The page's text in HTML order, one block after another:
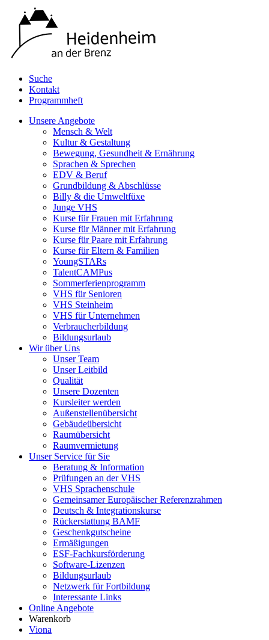
Suche
Kontakt
Programmheft
Unsere Angebote
Mensch & Welt
Kultur & Gestaltung
Bewegung, Gesundheit & Ernährung
Sprachen & Sprechen
EDV & Beruf
Grundbildung & Abschlüsse
Billy & die Umweltfüxe
Junge VHS
Kurse für Frauen mit Erfahrung
Kurse für Männer mit Erfahrung
Kurse für Paare mit Erfahrung
Kurse für Eltern & Familien
YoungSTARs
TalentCAMPus
Sommerferienprogramm
VHS für Senioren
VHS Steinheim
VHS für Unternehmen
Verbraucherbildung
Bildungsurlaub
Wir über Uns
Unser Team
Unser Leitbild
Qualität
Unsere Dozenten
Kursleiter werden
Außenstellenübersicht
Gebäudeübersicht
Raumübersicht
Raumvermietung
Unser Service für Sie
Beratung & Information
Prüfungen an der VHS
VHS Sprachenschule
Gemeinsamer Europäischer Referenzrahmen
Deutsch & Integrationskurse
Rückerstattung BAMF
Geschenkgutscheine
Ermäßigungen
ESF-Fachkursförderung
Software-Lizenzen
Bildungsurlaub
Netzwerk für Fortbildung
Interessante Links
Online Angebote
Warenkorb
Viona